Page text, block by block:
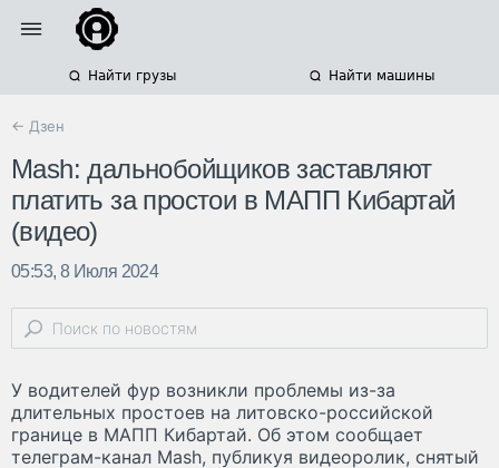
Найти грузы Найти машины
← Дзен
Mash: дальнобойщиков заставляют
платить за простои в МАПП Кибартай
(видео)
05:53, 8 Июля 2024
У водителей фур возникли проблемы из-за
длительных простоев на литовско-российской
границе в МАПП Кибартай. Об этом сообщает
телеграм-канал Mash, публикуя видеоролик, снятый